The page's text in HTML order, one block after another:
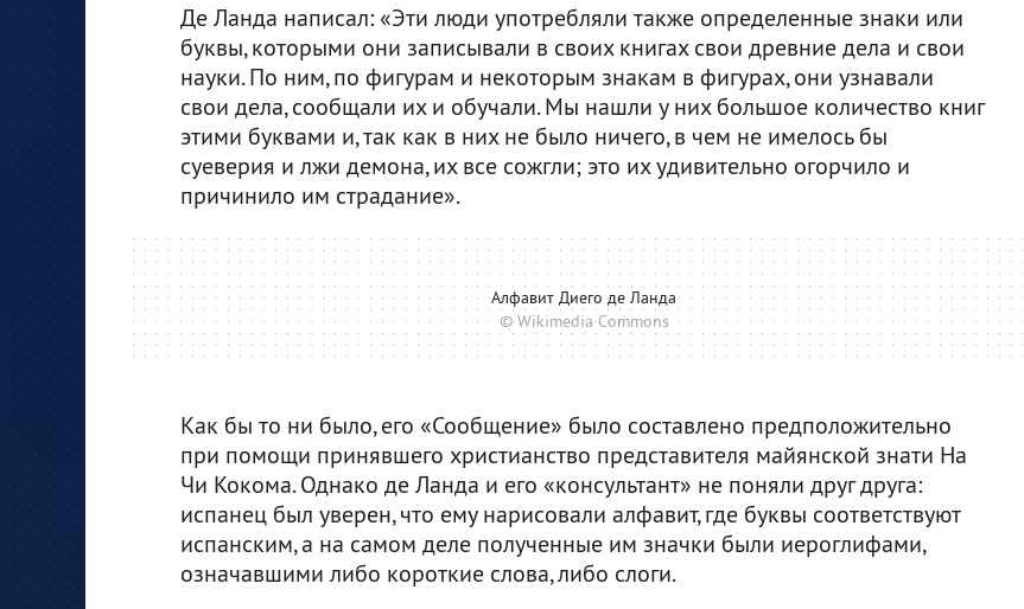
Де Ланда написал: «Эти люди употребляли также определенные знаки или
буквы, которыми они записывали в своих книгах свои древние дела и свои
науки. По ним, по фигурам и некоторым знакам в фигурах, они узнавали
свои дела, сообщали их и обучали. Мы нашли у них большое количество книг
этими буквами и, так как в них не было ничего, в чем не имелось бы
суеверия и лжи демона, их все сожгли; это их удивительно огорчило и
причинило им страдание».
Алфавит Диего де Ланда
© Wikimedia Commons
Как бы то ни было, его «Сообщение» было составлено предположительно
при помощи принявшего христианство представителя майянской знати На
Чи Кокома. Однако де Ланда и его «консультант» не поняли друг друга:
испанец был уверен, что ему нарисовали алфавит, где буквы соответствуют
испанским, а на самом деле полученные им значки были иероглифами,
означавшими либо короткие слова, либо слоги.